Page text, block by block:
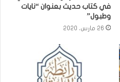
في كتاب حديث بعنوان “نايات
وطبول”
26 مارس، 2020